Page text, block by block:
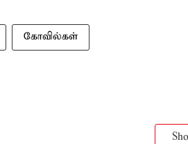
கோவில்கள்